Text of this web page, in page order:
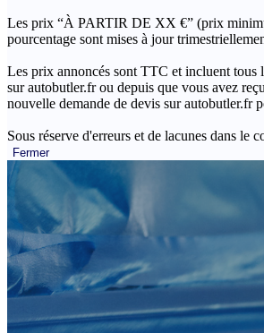
Les prix “À PARTIR DE XX €” (prix
pourcentage sont mises à jour
Les prix annoncés sont TTC et incluent tous
sur autobutler.fr ou depuis que vous avez
nouvelle demande de devis sur autobutler.fr
Sous réserve d'erreurs et de lacunes dans le
Fermer